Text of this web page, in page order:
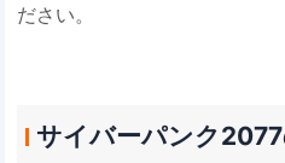
ださい。
サイバーパンク